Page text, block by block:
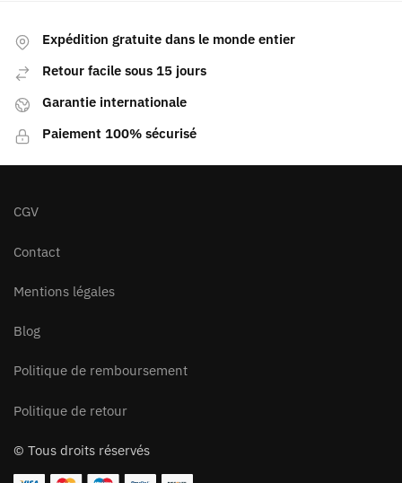
Expédition gratuite dans le monde entier
Retour facile sous 15 jours
Garantie internationale
Paiement 100% sécurisé
CGV
Contact
Mentions légales
Blog
Politique de remboursement
Politique de retour
© Tous droits réservés